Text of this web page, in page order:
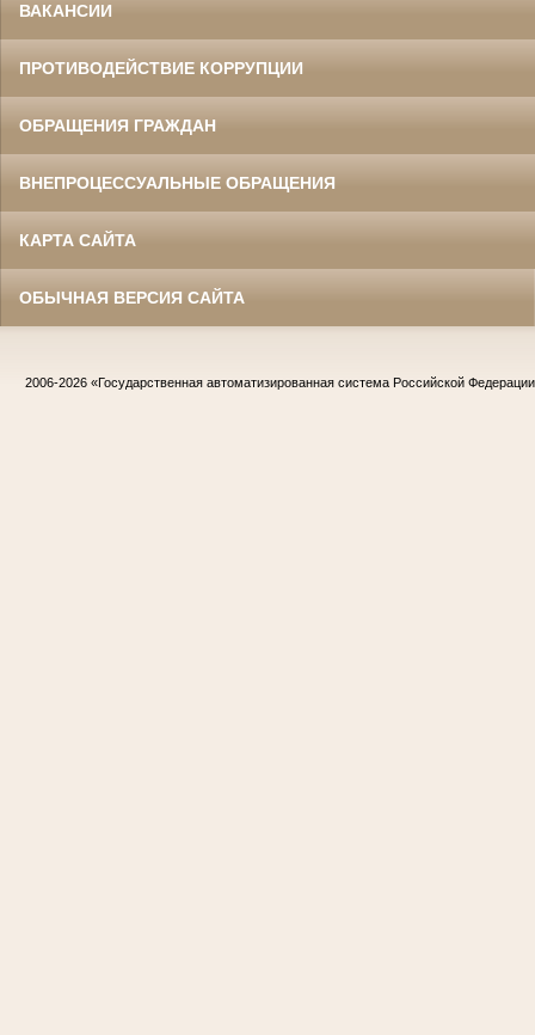
ВАКАНСИИ
ПРОТИВОДЕЙСТВИЕ КОРРУПЦИИ
ОБРАЩЕНИЯ ГРАЖДАН
ВНЕПРОЦЕССУАЛЬНЫЕ ОБРАЩЕНИЯ
КАРТА САЙТА
ОБЫЧНАЯ ВЕРСИЯ САЙТА
2006-2026 «Государственная автоматизированная система Российской